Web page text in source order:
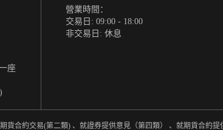
座
營業時間：
交易日: 09:00 - 18:00
非交易日: 休息
合約交易(第二類) 、就證券提供意見（第四類） 、就期貨合約